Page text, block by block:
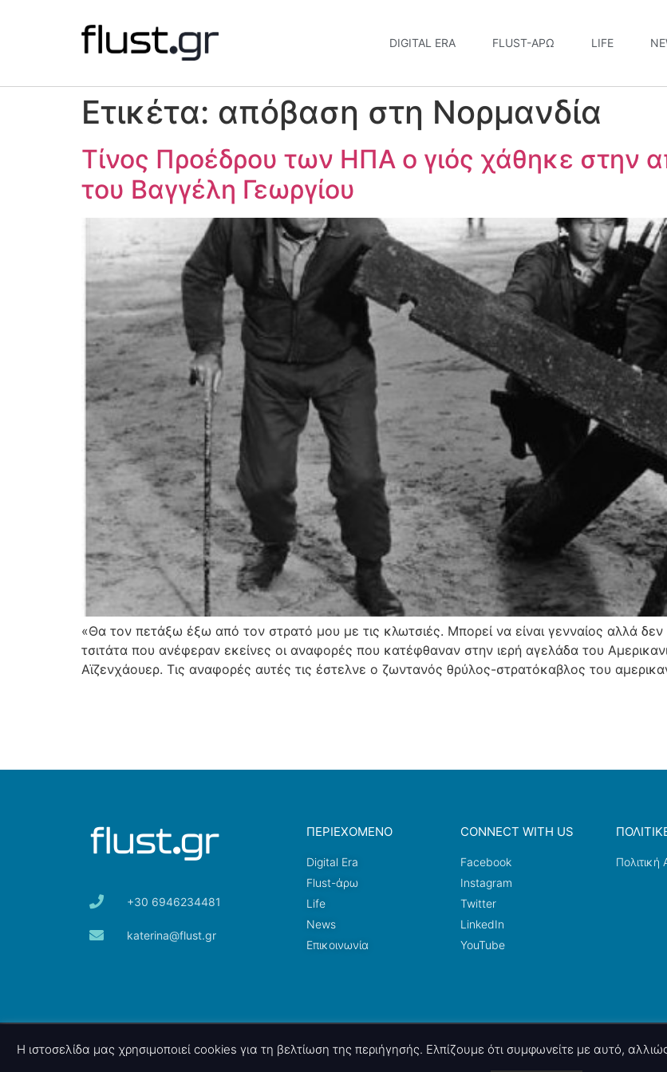
DIGITAL ERA FLUST-ΆΡΩ LIFE
Ετικέτα: απόβαση στη Νορμανδία
Τίνος Προέδρου των ΗΠΑ ο γιός χάθηκε στην
του Βαγγέλη Γεωργίου
«Θα τον πετάξω έξω από τον στρατό μου με τις κλωτσιές. Μπορεί να είναι γενναίος αλλά
τσιτάτα που ανέφεραν εκείνες οι αναφορές που κατέφθαναν στην ιερή αγελάδα του
Αϊζενχάουερ. Τις αναφορές αυτές τις έστελνε ο ζωντανός θρύλος-στρατόκαβλος του
+30 6946234481
katerina@flust.gr
ΠΕΡΙΕΧΟΜΕΝΟ
Digital Era
Flust-άρω
Life
News
Επικοινωνία
CONNECT WITH US
Facebook
Instagram
Twitter
LinkedIn
YouTube
Πολιτική
© 2026 nettings, ltd. All rights reserved.
Η ιστοσελίδα μας χρησιμοποιεί cookies για τη βελτίωση της περιήγησής. Ελπίζουμε ότι συμφωνείτε με αυτό,